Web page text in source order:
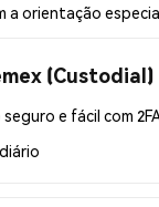
a orientação
(Custodial)
e fácil com